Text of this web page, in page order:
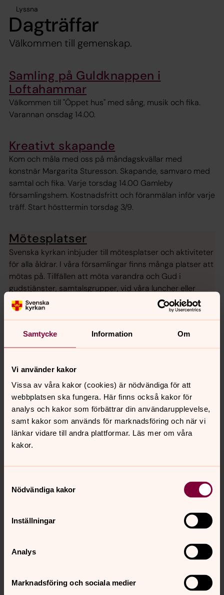
Samtycke Information Om
Vi använder kakor
Vissa av våra kakor (cookies) är nödvändiga för att
webbplatsen ska fungera. Här finns också kakor för
analys och kakor som förbättrar din användarupplevelse,
samt kakor som används för marknadsföring och när vi
länkar vidare till andra plattformar. Läs mer om våra
kakor.
Nödvändiga kakor
Inställningar
Analys
Marknadsföring och sociala medier
Lyssna
Dagträffar
Välkommen till gemenskap.
Samling på Guldknappen i
Loftahammar
Välkommen till "Öppet hus" med sång, musik och fika.
Varannan onsdag 14.00.
Kreativt skapande
Kom och måla med oss på måndagskvällar med
konstnär Margarita Sturesson. Skapande, samvaro med
samtal och fika. Varje torsdag 14.00 Gamleby
församlingshem. Kostnadsfritt och föranmälan inför varje
träff. Start hösttermin torsdag 3/9.
Mötesplatser
Svenska kyrkan inbjuder till mötesplatser och aktiviteter
för alla åldrar. I våra församlingar finns många platser att
mötas på. Tillfällen att möta varandra och Gud i
gudstjänster, samtalsgrupper, vid våra luncher eller
pilgrimsvandringar m.m.
Senast ändrad 10 februari 2025
innehåll?
norratjust.pastorat@svenskakyrkan.se
Dela
Hitta snabbt